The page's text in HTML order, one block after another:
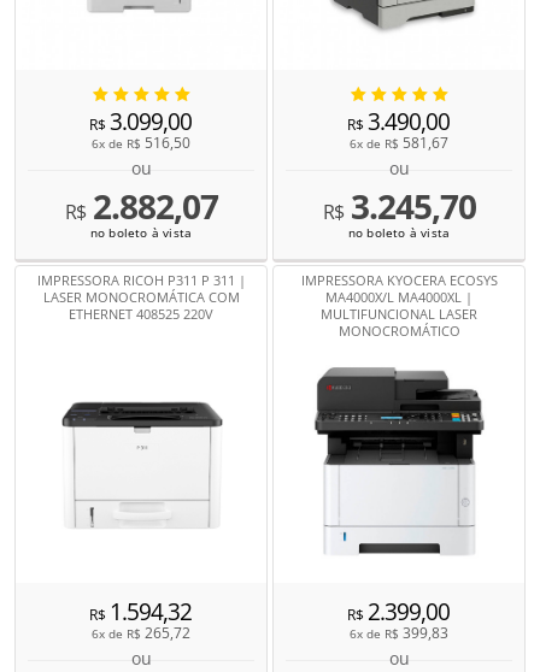
R$3.099,00
6x de R$ 516,50
ou
R$2.882,07
no boleto à vista
R$3.490,00
6x de R$ 581,67
ou
R$3.245,70
no boleto à vista
IMPRESSORA RICOH P311 P 311 |
LASER MONOCROMÁTICA COM
ETHERNET 408525 220V
R$1.594,32
6x de R$ 265,72
ou
IMPRESSORA KYOCERA ECOSYS
MA4000X/L MA4000XL |
MULTIFUNCIONAL LASER
MONOCROMÁTICO
R$2.399,00
6x de R$ 399,83
ou